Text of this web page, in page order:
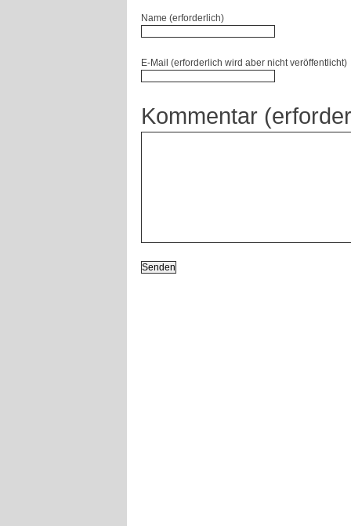
Name (erforderlich)
E-Mail (erforderlich wird aber nicht veröffentlicht)
Kommentar